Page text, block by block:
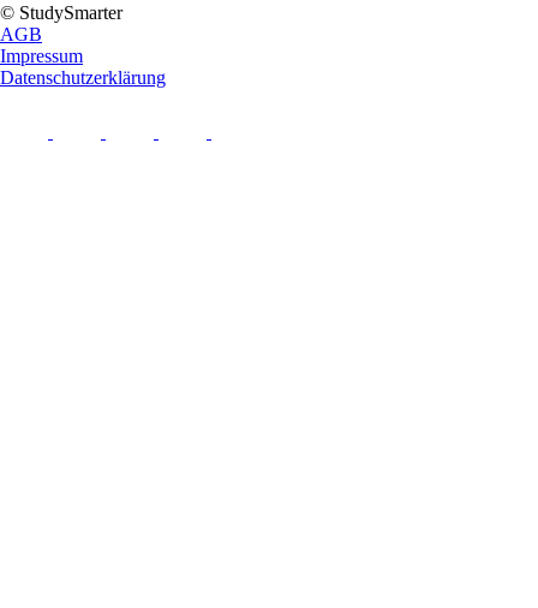
© StudySmarter
AGB
Impressum
Datenschutzerklärung